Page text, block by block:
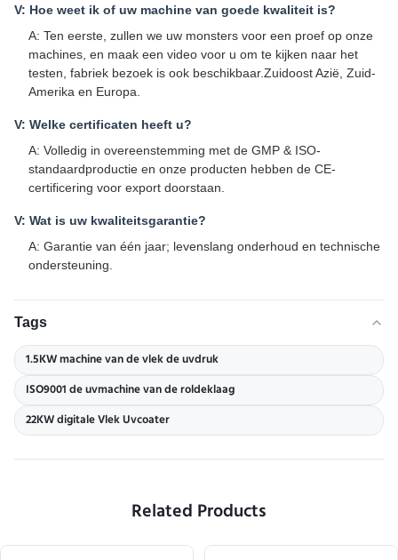
V: Hoe weet ik of uw machine van goede kwaliteit is?
A: Ten eerste, zullen we uw monsters voor een proef op onze
machines, en maak een video voor u om te kijken naar het
testen, fabriek bezoek is ook beschikbaar.Zuidoost Azië, Zuid-
Amerika en Europa.
V: Welke certificaten heeft u?
A: Volledig in overeenstemming met de GMP & ISO-
standaardproductie en onze producten hebben de CE-
certificering voor export doorstaan.
V: Wat is uw kwaliteitsgarantie?
A: Garantie van één jaar; levenslang onderhoud en technische
ondersteuning.
Tags
1.5KW machine van de vlek de uvdruk
ISO9001 de uvmachine van de roldeklaag
22KW digitale Vlek Uvcoater
Related Products